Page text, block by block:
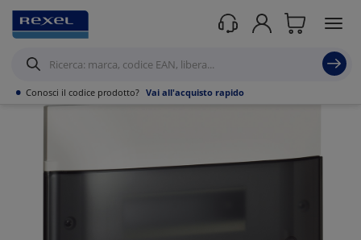
• Conosci il codice prodotto? Vai all'acquisto rapido
Prodotti /Distribuzione elettrica Distribuzione dell'energia/